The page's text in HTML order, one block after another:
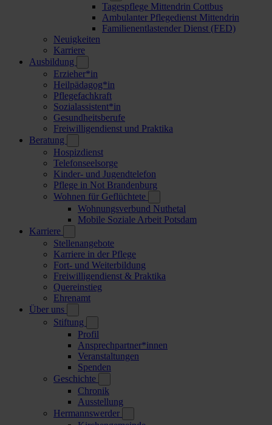
Tagespflege Mittendrin Cottbus
Ambulanter Pflegedienst Mittendrin
Familienentlastender Dienst (FED)
Neuigkeiten
Karriere
Ausbildung
Erzieher*in
Heilpädagog*in
Pflegefachkraft
Sozialassistent*in
Gesundheitsberufe
Freiwilligendienst und Praktika
Beratung
Hospizdienst
Telefonseelsorge
Kinder- und Jugendtelefon
Pflege in Not Brandenburg
Wohnen für Geflüchtete
Wohnungsverbund Nuthetal
Mobile Soziale Arbeit Potsdam
Karriere
Stellenangebote
Karriere in der Pflege
Fort- und Weiterbildung
Freiwilligendienst & Praktika
Quereinstieg
Ehrenamt
Über uns
Stiftung
Profil
Ansprechpartner*innen
Veranstaltungen
Spenden
Geschichte
Chronik
Ausstellung
Hermannswerder